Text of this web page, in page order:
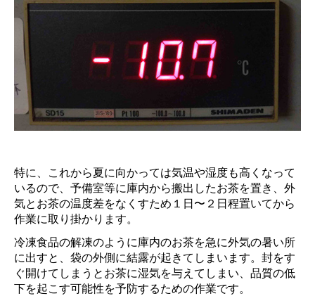
特に、これから夏に向かっては気温や湿度も高くなって
いるので、予備室等に庫内から搬出したお茶を置き、外
気とお茶の温度差をなくすため１日〜２日程置いてから
作業に取り掛かります。
冷凍食品の解凍のように庫内のお茶を急に外気の暑い所
に出すと、袋の外側に結露が起きてしまいます。封をす
ぐ開けてしまうとお茶に湿気を与えてしまい、品質の低
下を起こす可能性を予防するための作業です。